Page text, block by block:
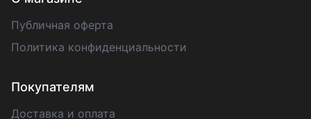
Публичная оферта
Политика конфиденциальности
Покупателям
Доставка и оплата